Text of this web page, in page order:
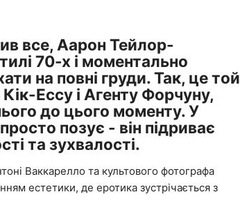
все, Аарон Тейлор-
70-х і моментально
на повні груди. Так, це той
Ессу і Агенту Форчуну,
до цього моменту. У
позує - він підриває
та зухвалості.
Ваккарелло та культового фотографа
естетики, де еротика зустрічається з